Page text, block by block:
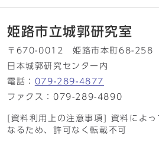
姫路市立城郭研究室
〒670-0012 姫路市本町68-258
日本城郭研究センター内
電話： 079-289-4877
ファクス：079-289-4890
[資料利用上の注意事項] 資料によ
なるため、許可なく転載不可